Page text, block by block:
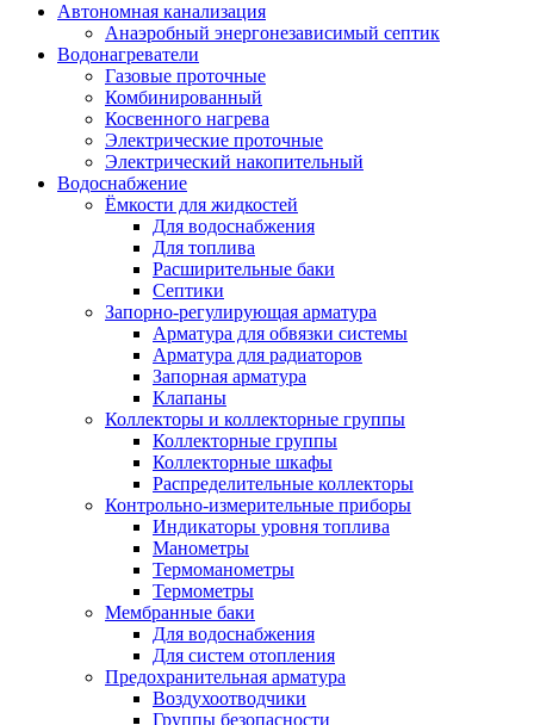
Автономная канализация
Анаэробный энергонезависимый септик
Водонагреватели
Газовые проточные
Комбинированный
Косвенного нагрева
Электрические проточные
Электрический накопительный
Водоснабжение
Ёмкости для жидкостей
Для водоснабжения
Для топлива
Расширительные баки
Септики
Запорно-регулирующая арматура
Арматура для обвязки системы
Арматура для радиаторов
Запорная арматура
Клапаны
Коллекторы и коллекторные группы
Коллекторные группы
Коллекторные шкафы
Распределительные коллекторы
Контрольно-измерительные приборы
Индикаторы уровня топлива
Манометры
Термоманометры
Термометры
Мембранные баки
Для водоснабжения
Для систем отопления
Предохранительная арматура
Воздухоотводчики
Группы безопасности